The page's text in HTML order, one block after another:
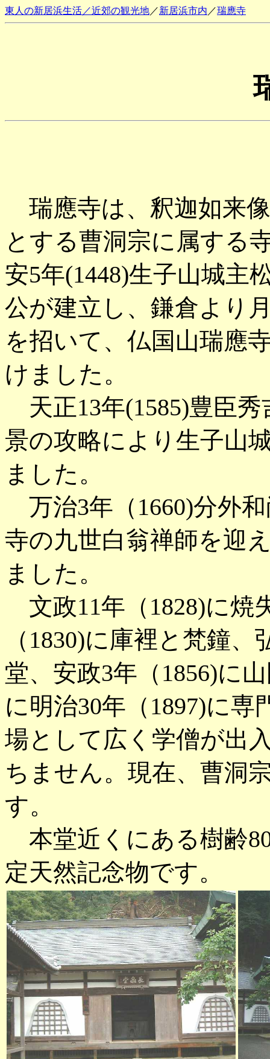
東人の新居浜生活／近郊の観光地／新居浜市内 ／瑞應寺
瑞應寺は、釈迦如来
とする曹洞宗に属する
安5年(1448)生子山城主
公が建立し、鎌倉より
を招いて、仏国山瑞應
けました。
天正13年(1585)豊臣
景の攻略により生子山
ました。
万治3年（1660)分外
寺の九世白翁禅師を迎
ました。
文政11年（1828)に焼
（1830)に庫裡と梵鐘
堂、安政3年（1856)に
に明治30年（1897)に
場として広く学僧が出
ちません。現在、曹洞
す。
本堂近くにある樹齢
定天然記念物です。